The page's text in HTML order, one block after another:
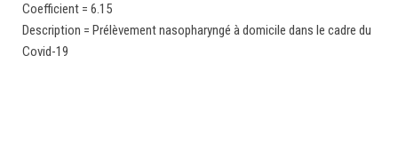
Coefficient = 6.15
Description = Prélèvement nasopharyngé à domicile dans le cadre du
Covid-19